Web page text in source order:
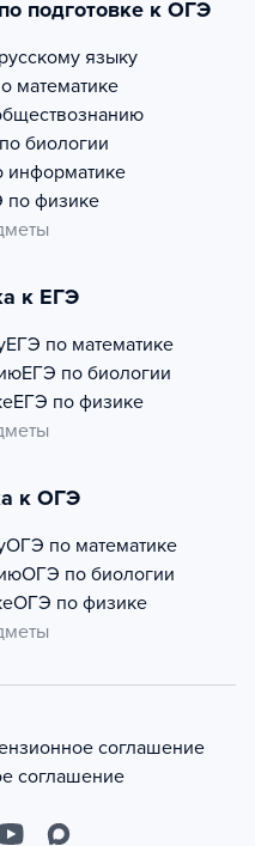
подготовке к ОГЭ
языку
математике
биологии
физике
к ЕГЭ
ЕГЭ по математике
ЕГЭ по биологии
ЕГЭ по физике
к ОГЭ
ОГЭ по математике
ОГЭ по биологии
ОГЭ по физике
соглашение
соглашение